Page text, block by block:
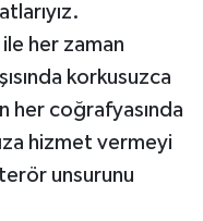
ile her zaman
korkusuzca
her coğrafyasında
hizmet vermeyi
unsurunu